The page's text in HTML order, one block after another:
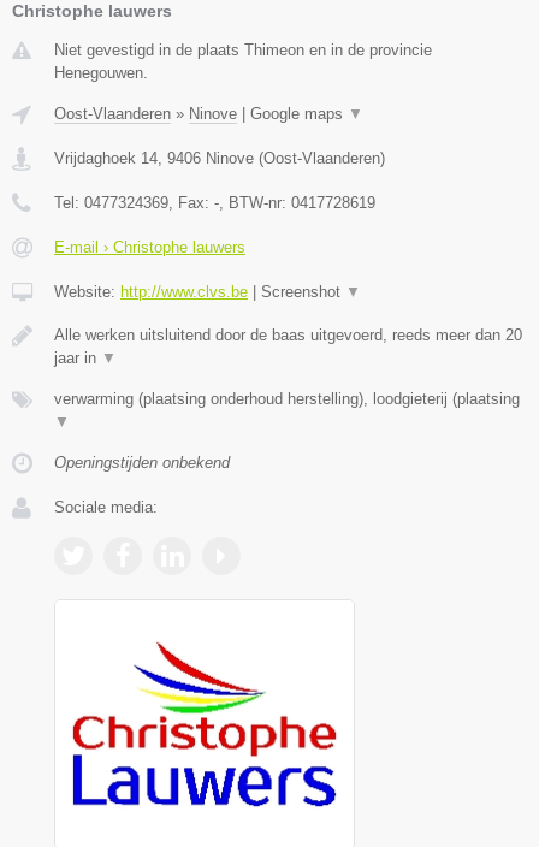
Christophe lauwers
Niet gevestigd in de plaats Thimeon en in de provincie
Henegouwen.
Oost-Vlaanderen » Ninove Google maps ▼
Vrijdaghoek 14, 9406 Ninove (Oost-Vlaanderen)
Tel: 0477324369, Fax: -, BTW-nr: 0417728619
E-mail › Christophe lauwers
Website: http://www.clvs.be Screenshot ▼
Alle werken uitsluitend door de baas uitgevoerd, reeds meer dan 20
jaar in ▼
verwarming (plaatsing onderhoud herstelling), loodgieterij (plaatsing
▼
Openingstijden onbekend
Sociale media: